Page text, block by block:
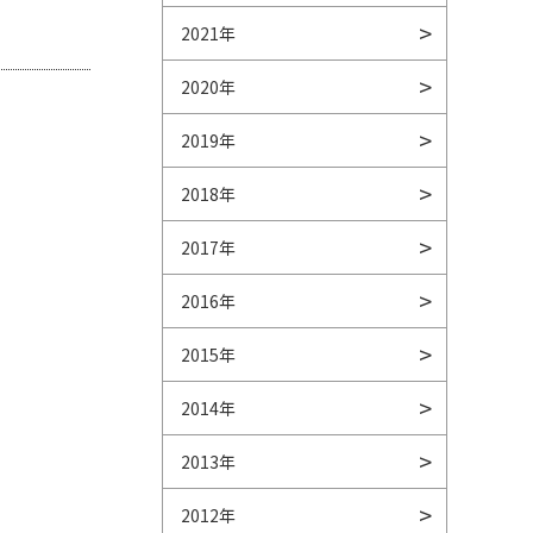
2021年
2020年
2019年
2018年
2017年
2016年
2015年
2014年
2013年
2012年